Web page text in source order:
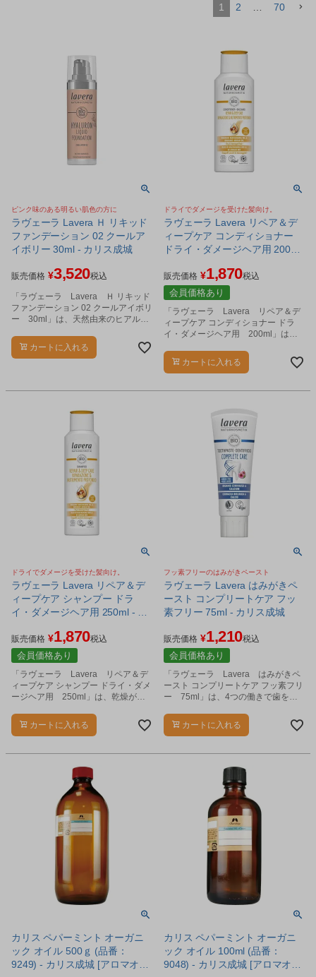
1 2 70
ピンク味のある明るい肌色の方に
ラヴェーラ Lavera Ｈ リキッド
ファンデーション 02 クールア
イボリー 30ml - カリス成城
販売価格 ¥3,520税込
「ラヴェーラ Lavera Ｈ リキッド
ファンデーション 02 クールアイボリ
ー 30ml」は、天然由来のヒアルロ
イル配合。
カートに入れる
ドライでダメージを受けた髪向け。
ラヴェーラ Lavera リペア＆デ
ィープケア コンディショナー
ドライ・ダメージヘア用 200ml
販売価格 ¥1,870税込
会員価格あり
「ラヴェーラ Lavera リペア＆デ
ィープケア コンディショナー ドラ
イ・ダメージヘア用 200ml」は、
ジを受けた髪に潤いとツヤを与え
て、櫛通りのよい髪に導きます。
カートに入れる
ドライでダメージを受けた髪向け。
ラヴェーラ Lavera リペア＆デ
ィープケア シャンプー ドラ
イ・ダメージヘア用 250ml - カ
販売価格 ¥1,870税込
会員価格あり
「ラヴェーラ Lavera リペア＆デ
ィープケア シャンプー ドライ・ダメ
ージヘア用 250ml」は、乾燥がひ
た髪に潤いとツヤを与えて、櫛通り
のよい髪に導きます。
カートに入れる
フッ素フリーのはみがきペースト
ラヴェーラ Lavera はみがきペ
ースト コンプリートケア フッ
素フリー 75ml - カリス成城
販売価格 ¥1,210税込
会員価格あり
「ラヴェーラ Lavera はみがきペ
ースト コンプリートケア フッ素フリ
ー 75ml」は、4つの働きで歯を守
トです。
カートに入れる
カリス ペパーミント オーガニ
ック オイル 500ｇ (品番：
9249) - カリス成城 [アロマオイ
カリス ペパーミント オーガニ
ック オイル 100ml (品番：
9048) - カリス成城 [アロマオイ